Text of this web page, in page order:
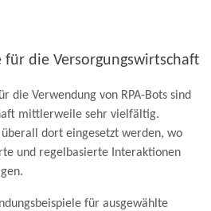
die Versorgungswirtschaft
die Verwendung von RPA-Bots sind
mittlerweile sehr vielfältig.
überall dort eingesetzt werden, wo
und regelbasierte Interaktionen
für ausgewählte